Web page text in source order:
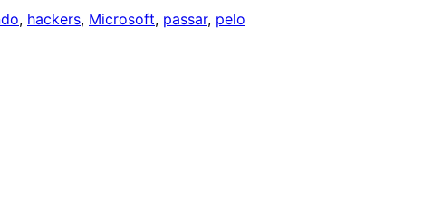
, hackers, Microsoft, passar, pelo